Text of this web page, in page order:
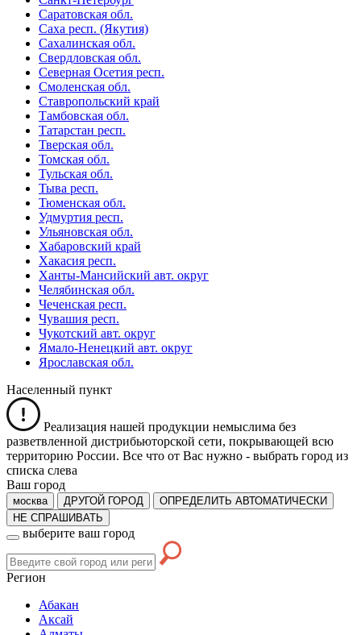
Саратовская обл.
Саха респ. (Якутия)
Сахалинская обл.
Свердловская обл.
Северная Осетия респ.
Смоленская обл.
Ставропольский край
Тамбовская обл.
Татарстан респ.
Тверская обл.
Томская обл.
Тульская обл.
Тыва респ.
Тюменская обл.
Удмуртия респ.
Ульяновская обл.
Хабаровский край
Хакасия респ.
Ханты-Мансийский авт. округ
Челябинская обл.
Чеченская респ.
Чувашия респ.
Чукотский авт. округ
Ямало-Ненецкий авт. округ
Ярославская обл.
Населенный пункт
Реализация нашей продукции немыслима без
разветвленной дистрибьюторской сети, покрывающей всю
территорию России. Все что от Вас нужно - выбрать город из
списка слева
Ваш город
москва ДРУГОЙ ГОРОД
ОПРЕДЕЛИТЬ АВТОМАТИЧЕСКИ
НЕ СПРАШИВАТЬ
выберите ваш город
Регион
Абакан
Аксай